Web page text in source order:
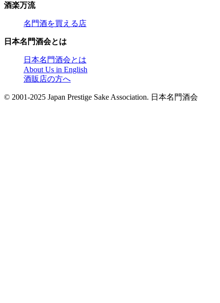
酒楽万流
名門酒を買える店
日本名門酒会とは
日本名門酒会とは
About Us in English
酒販店の方へ
© 2001-2025 Japan Prestige Sake Association. 日本名門酒会